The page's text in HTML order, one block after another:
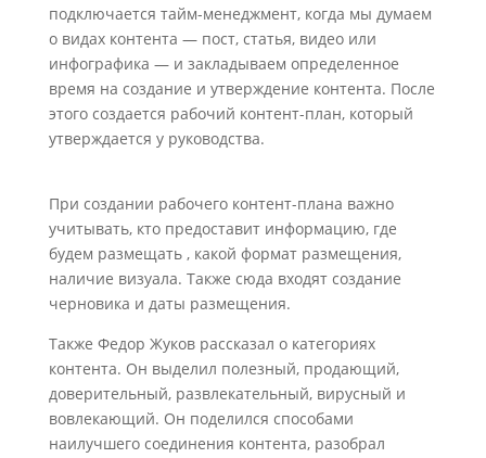
подключается тайм-менеджмент, когда мы думаем
о видах контента — пост, статья, видео или
инфографика — и закладываем определенное
время на создание и утверждение контента. После
этого создается рабочий контент-план, который
утверждается у руководства.
При создании рабочего контент-плана важно
учитывать, кто предоставит информацию, где
будем размещать , какой формат размещения,
наличие визуала. Также сюда входят создание
черновика и даты размещения.
Также Федор Жуков рассказал о категориях
контента. Он выделил полезный, продающий,
доверительный, развлекательный, вирусный и
вовлекающий. Он поделился способами
наилучшего соединения контента, разобрал